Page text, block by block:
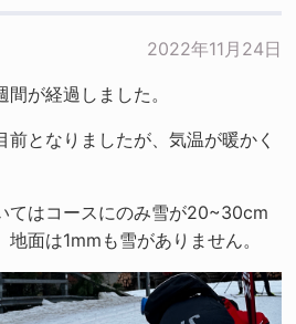
2022年11月24日
が経過しました。
前となりましたが、気温が暖かく
てはコースにのみ雪が20~30cm
面は1mmも雪がありません。